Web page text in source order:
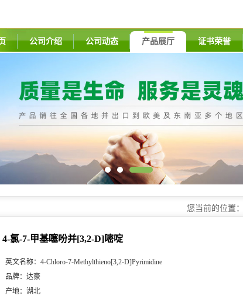
公司介绍 公司动态 产品展厅 证书荣誉
您当前的位置：
4-氯-7-甲基噻吩并[3,2-D]嘧啶
英文名称： 4-Chloro-7-Methylthieno[3,2-D]Pyrimidine
品牌： 达豪
产地： 湖北